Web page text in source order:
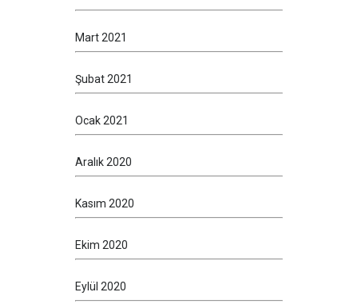
Mart 2021
Şubat 2021
Ocak 2021
Aralık 2020
Kasım 2020
Ekim 2020
Eylül 2020